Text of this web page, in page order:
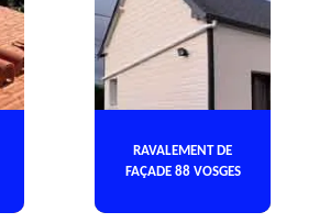
RAVALEMENT DE
FAÇADE 88 VOSGES